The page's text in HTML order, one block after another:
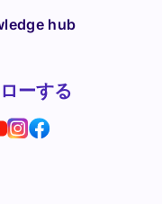
hub
ーする